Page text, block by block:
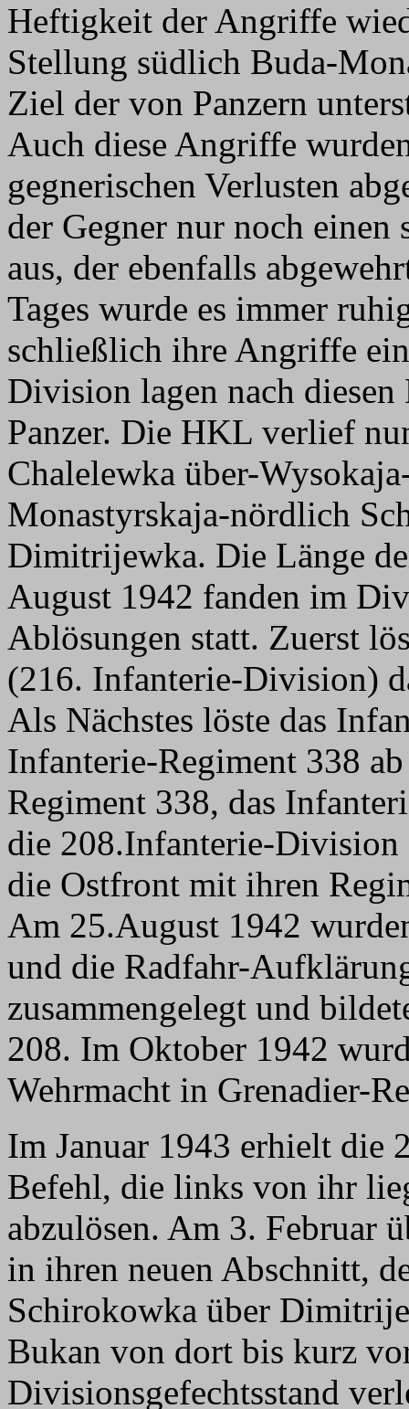
Heftigkeit der Angriffe
Stellung südlich Buda-
Ziel der von Panzern
Auch diese Angriffe
gegnerischen Verlusten
der Gegner nur noch
aus, der ebenfalls
Tages wurde es immer
schließlich ihre Angriffe
Division lagen nach
Panzer. Die HKL verlief
Chalelewka über-
Monastyrskaja-nördlich
Dimitrijewka. Die Länge
August 1942 fanden im
Ablösungen statt. Zuerst
(216. Infanterie-Division)
Als Nächstes löste das
Infanterie-Regiment 338
Regiment 338, das
die 208.Infanterie-Division
die Ostfront mit ihren
Am 25.August 1942
und die Radfahr-
zusammengelegt und
208. Im Oktober 1942
Wehrmacht in Grenadier-
Im Januar 1943 erhielt die
Befehl, die links von ihr
abzulösen. Am 3. Februar
in ihren neuen Abschnitt,
Schirokowka über
Bukan von dort bis kurz
Divisionsgefechtsstand